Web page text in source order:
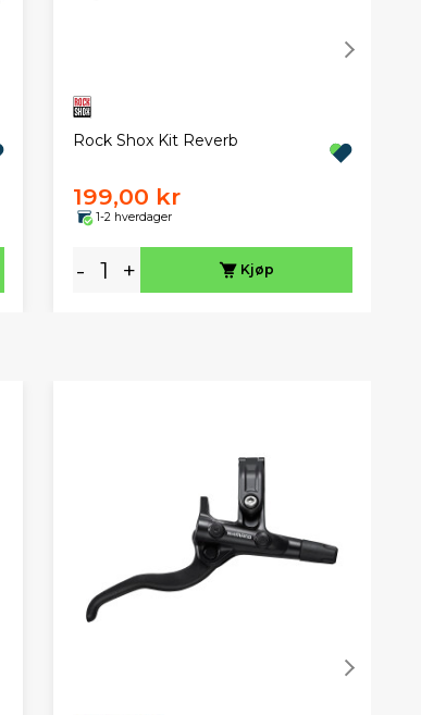
Rock Shox Kit Reverb
199,00 kr
1-2 hverdager
- + Kjøp